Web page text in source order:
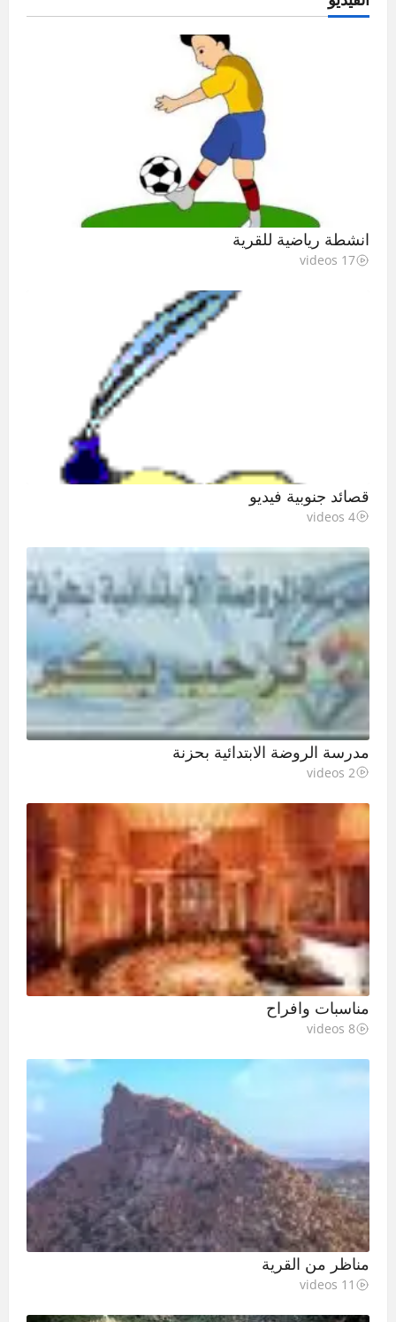
انشطة رياضية للقرية
17 videos
قصائد جنوبية فيديو
4 videos
مدرسة الروضة الابتدائية بحزنة
2 videos
مناسبات وافراح
8 videos
مناظر من القرية
11 videos